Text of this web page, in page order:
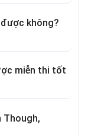
không?
miễn thi tốt
Though,